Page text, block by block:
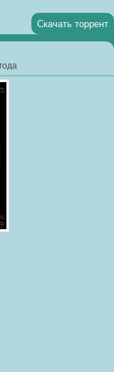
Скачать торрент